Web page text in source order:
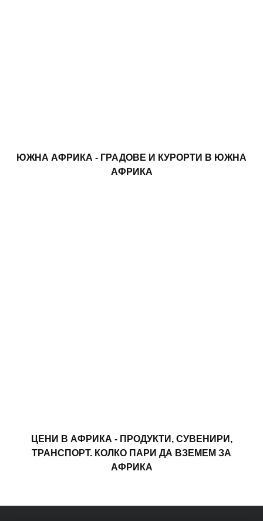
ЮЖНА АФРИКА - ГРАДОВЕ И КУРОРТИ В ЮЖНА
АФРИКА
ЦЕНИ В АФРИКА - ПРОДУКТИ, СУВЕНИРИ,
ТРАНСПОРТ. КОЛКО ПАРИ ДА ВЗЕМЕМ ЗА
АФРИКА